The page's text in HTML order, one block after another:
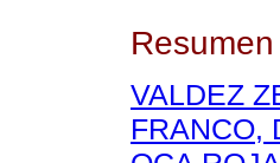
Resumen
VALDEZ
FRANCO,